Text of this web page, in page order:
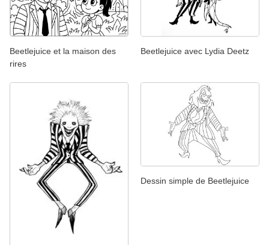
Beetlejuice et la maison des
rires
Beetlejuice avec Lydia Deetz
Dessin simple de Beetlejuice